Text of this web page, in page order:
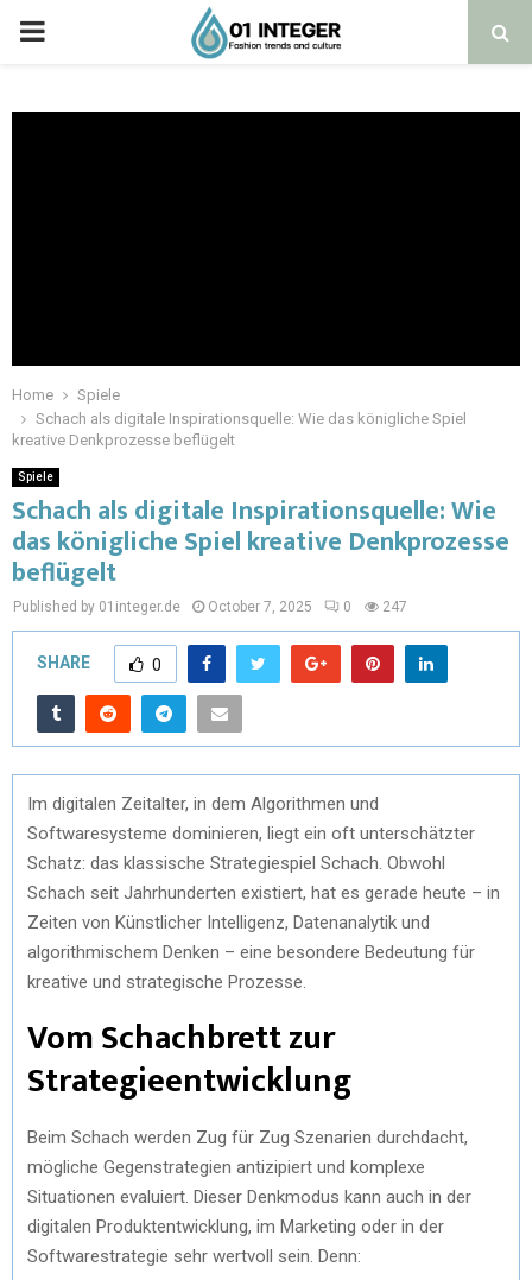
Home
Spiele
Schach als digitale Inspirationsquelle: Wie das königliche Spiel
kreative Denkprozesse beflügelt
Spiele
Schach als digitale Inspirationsquelle: Wie
das königliche Spiel kreative Denkprozesse
beflügelt
Published by 01integer.de October 7, 2025 0 247
SHARE 0
Im digitalen Zeitalter, in dem Algorithmen und
Softwaresysteme dominieren, liegt ein oft unterschätzter
Schatz: das klassische Strategiespiel Schach. Obwohl
Schach seit Jahrhunderten existiert, hat es gerade heute – in
Zeiten von Künstlicher Intelligenz, Datenanalytik und
algorithmischem Denken – eine besondere Bedeutung für
kreative und strategische Prozesse.
Vom Schachbrett zur
Strategieentwicklung
Beim Schach werden Zug für Zug Szenarien durchdacht,
mögliche Gegenstrategien antizipiert und komplexe
Situationen evaluiert. Dieser Denkmodus kann auch in der
digitalen Produktentwicklung, im Marketing oder in der
Softwarestrategie sehr wertvoll sein. Denn: